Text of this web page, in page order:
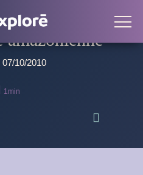
amazonienne
07/10/2010
1min
